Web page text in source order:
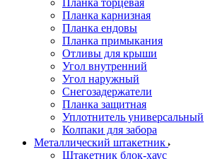
Планка торцевая
Планка карнизная
Планка ендовы
Планка примыкания
Отливы для крыши
Угол внутренний
Угол наружный
Снегозадержатели
Планка защитная
Уплотнитель универсальный
Колпаки для забора
Металлический штакетник
Штакетник блок-хаус